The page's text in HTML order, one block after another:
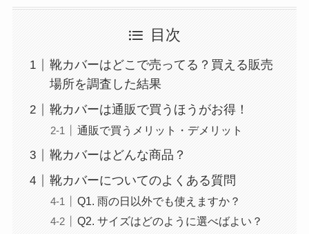
目次
靴カバーはどこで売ってる？買える販売
場所を調査した結果
靴カバーは通販で買うほうがお得！
通販で買うメリット・デメリット
靴カバーはどんな商品？
靴カバーについてのよくある質問
Q1. 雨の日以外でも使えますか？
Q2. サイズはどのように選べばよい？